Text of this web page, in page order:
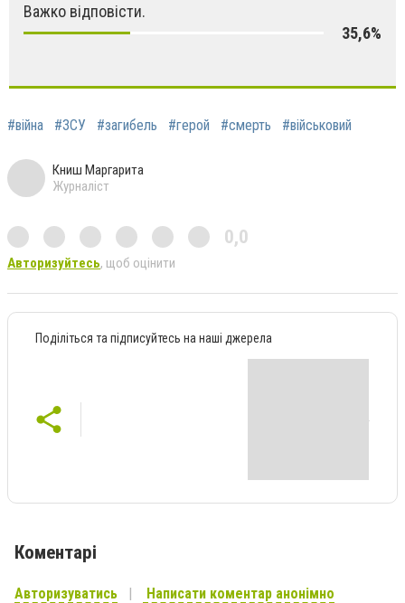
Важко відповісти.
35,6%
#війна #ЗСУ #загибель #герой #смерть #військовий
Книш Маргарита
Журналіст
0,0
Авторизуйтесь, щоб оцінити
Поділіться та підписуйтесь на наші джерела
Коментарі
Авторизуватись Написати коментар анонімно